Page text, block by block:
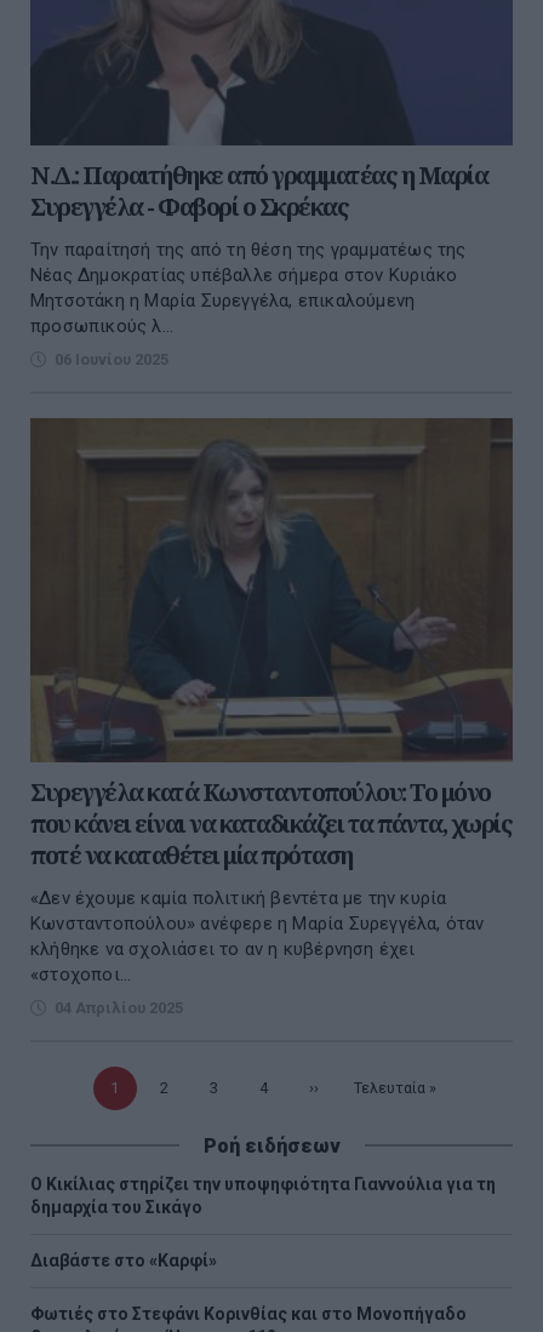
Ν.Δ.: Παραιτήθηκε από γραμματέας η Μαρία
Συρεγγέλα - Φαβορί ο Σκρέκας
Την παραίτησή της από τη θέση της γραμματέως της
Νέας Δημοκρατίας υπέβαλλε σήμερα στον Κυριάκο
Μητσοτάκη η Μαρία Συρεγγέλα, επικαλούμενη
προσωπικούς λ...
06 Ιουνίου 2025
Συρεγγέλα κατά Κωνσταντοπούλου: Το μόνο
που κάνει είναι να καταδικάζει τα πάντα, χωρίς
ποτέ να καταθέτει μία πρόταση
«Δεν έχουμε καμία πολιτική βεντέτα με την κυρία
Κωνσταντοπούλου» ανέφερε η Μαρία Συρεγγέλα, όταν
κλήθηκε να σχολιάσει το αν η κυβέρνηση έχει
«στοχοποι...
04 Απριλίου 2025
Τρέχουσα
1 Σελίδα
2 Σελίδα
3 Σελίδα
4 Επόμενη
›› Τελευταία
Τελευταία »
Ροή ειδήσεων
Ο Κικίλιας στηρίζει την υποψηφιότητα Γιαννούλια για τη
δημαρχία του Σικάγο
Διαβάστε στο «Καρφί»
Φωτιές στο Στεφάνι Κορινθίας και στο Μονοπήγαδο